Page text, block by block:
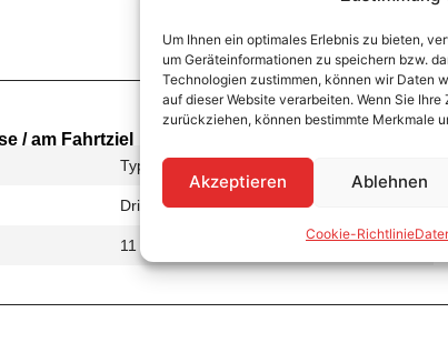
Um Ihnen ein optimales Erlebnis zu bieten,
um Geräteinformationen zu speichern bzw.
Technologien zustimmen, können wir Daten
auf dieser Website verarbeiten. Wenn Sie
zurückziehen, können bestimmte Merkmale
Akzeptieren Ablehnen
Cookie-Richtlinie
/ am Fahrtziel
Type 2
Driver’s Side – Front
11 kW AC